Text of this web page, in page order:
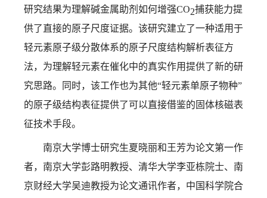
研究结果为理解碱金属助剂如何增强CO2捕获能力提
供了直接的原子尺度证据。该研究建立了一种适用于
轻元素原子级分散体系的原子尺度结构解析表征方
法，为理解轻元素在催化中的真实作用提供了新的研
究思路。同时，该工作也为其他“轻元素单原子物种”
的原子级结构表征提供了可以直接借鉴的固体核磁表
征技术手段。
南京大学博士研究生夏晓丽和王芳为论文第一作
者，南京大学彭路明教授、清华大学李亚栋院士、南
京财经大学吴迪教授为论文通讯作者，中国科学院合